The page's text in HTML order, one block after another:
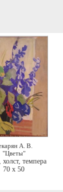
А. В.
"Цветы"
, холст, темпера
70 x 50